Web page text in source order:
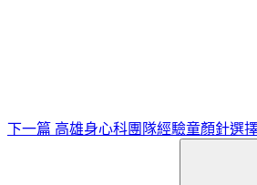
下一篇 高雄身心科團隊經驗童顏針選